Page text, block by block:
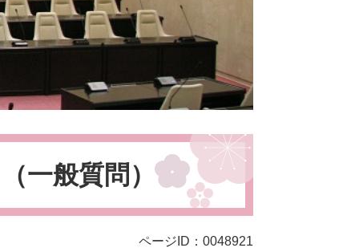
一般質問）
ページID：0048921